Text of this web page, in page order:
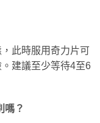
此時服用奇力片可
建議至少等待4至6
嗎？